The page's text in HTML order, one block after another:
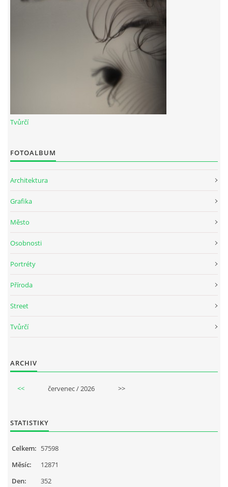
Tvůrčí
FOTOALBUM
Architektura
Grafika
Město
Osobnosti
Portréty
Příroda
Street
Tvůrčí
ARCHIV
<< červenec / 2026 >>
STATISTIKY
Celkem: 57598
Měsíc:
12871
Den:
352